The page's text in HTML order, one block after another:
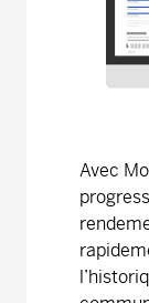
Série F -
Fonds
Série A -
Série D -
Série F -
Avec